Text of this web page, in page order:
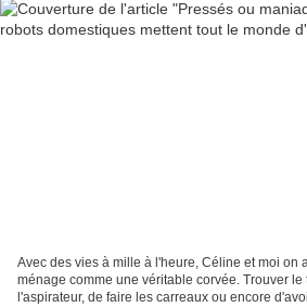
Avec des vies à mille à l'heure, Céline et moi on
ménage comme une véritable corvée. Trouver le
l'aspirateur, de faire les carreaux ou encore